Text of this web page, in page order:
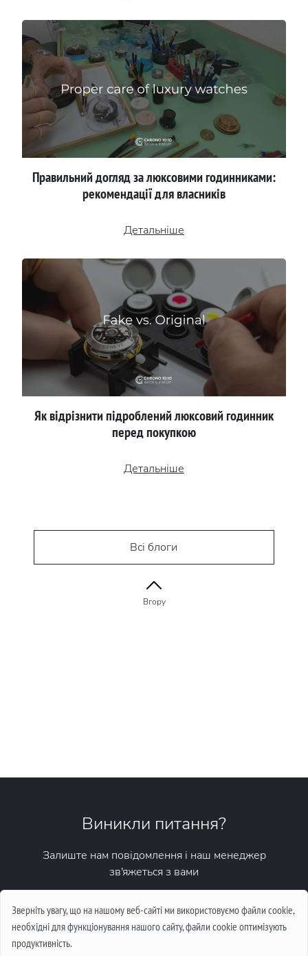
Зверніть увагу, що на нашому веб-сайті ми використовуємо файли cookie,
необхідні для функціонування нашого сайту, файли cookie оптимізують
продуктивність.
Правильний догляд за люксовими годинниками:
рекомендації для власників
Детальніше
Як відрізнити підроблений люксовий годинник
перед покупкою
Детальніше
Всі блоги
Вгору
Виникли питання?
Залиште нам повідомлення і наш менеджер
зв'яжеться з вами
Написати повідомлення